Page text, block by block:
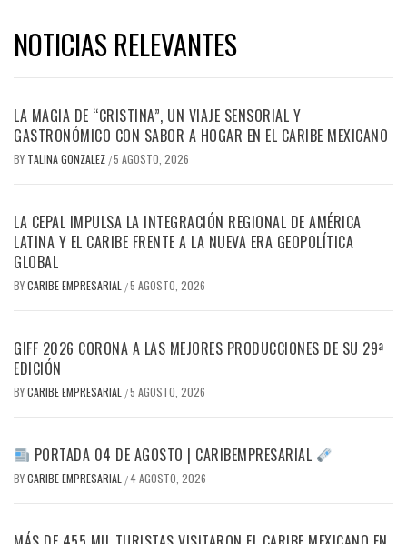
NOTICIAS RELEVANTES
LA MAGIA DE “CRISTINA”, UN VIAJE SENSORIAL Y
GASTRONÓMICO CON SABOR A HOGAR EN EL CARIBE MEXICANO
BY TALINA GONZALEZ /5 AGOSTO, 2026
LA CEPAL IMPULSA LA INTEGRACIÓN REGIONAL DE AMÉRICA
LATINA Y EL CARIBE FRENTE A LA NUEVA ERA GEOPOLÍTICA
GLOBAL
BYCARIBE EMPRESARIAL /5 AGOSTO, 2026
GIFF 2026 CORONA A LAS MEJORES PRODUCCIONES DE SU 29ª
EDICIÓN
BYCARIBE EMPRESARIAL /5 AGOSTO, 2026
PORTADA 04 DE AGOSTO | CARIBEMPRESARIAL
BYCARIBE EMPRESARIAL /4 AGOSTO, 2026